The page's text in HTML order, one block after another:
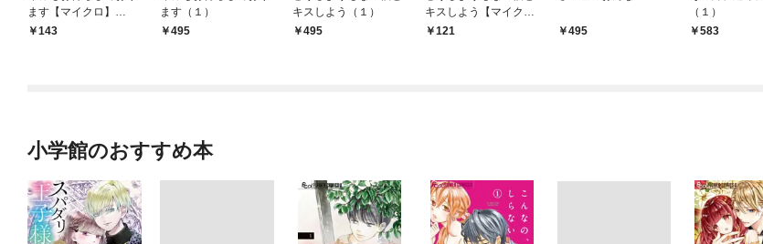
ます【マイクロ】
（１）
143
ます（１）
495
キスしよう（１）
495
キスしよう【マイク
ロ】（１）
121 495
（１）
583
小学館のおすすめ本